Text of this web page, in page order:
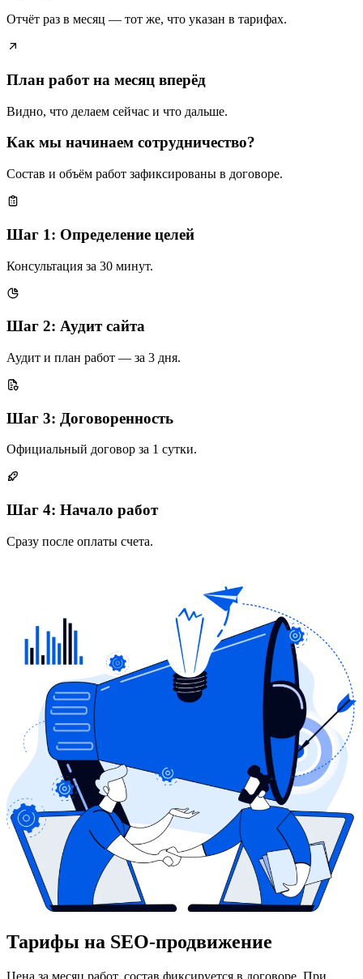
Отчёт раз в месяц — тот же, что указан в тарифах.
План работ на месяц вперёд
Видно, что делаем сейчас и что дальше.
Как мы начинаем сотрудничество?
Состав и объём работ зафиксированы в договоре.
Шаг 1: Определение целей
Консультация за 30 минут.
Шаг 2: Аудит сайта
Аудит и план работ — за 3 дня.
Шаг 3: Договоренность
Официальный договор за 1 сутки.
Шаг 4: Начало работ
Сразу после оплаты счета.
Тарифы на SEO-продвижение
Цена за месяц работ, состав фиксируется в договоре. При